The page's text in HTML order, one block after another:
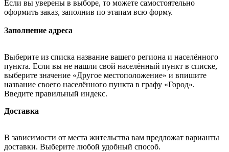
Если вы уверены в выборе, то можете самостоятельно
оформить заказ, заполнив по этапам всю форму.
Заполнение адреса
Выберите из списка название вашего региона и населённого
пункта. Если вы не нашли свой населённый пункт в списке,
выберите значение «Другое местоположение» и впишите
название своего населённого пункта в графу «Город».
Введите правильный индекс.
Доставка
В зависимости от места жительства вам предложат варианты
доставки. Выберите любой удобный способ.